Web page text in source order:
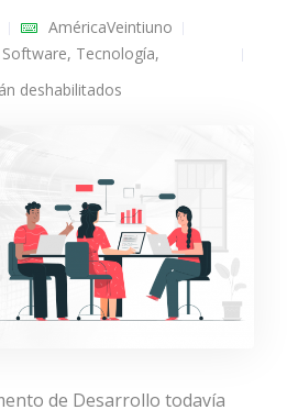
AméricaVeintiuno
Software, Tecnología,
deshabilitados
de Desarrollo todavía